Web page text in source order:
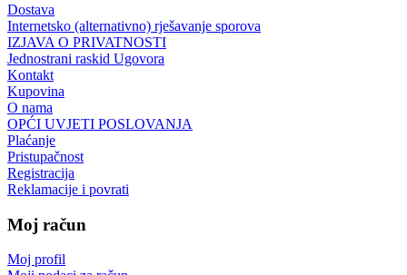
Dostava
Internetsko (alternativno) rješavanje sporova
IZJAVA O PRIVATNOSTI
Jednostrani raskid Ugovora
Kontakt
Kupovina
O nama
OPĆI UVJETI POSLOVANJA
Plaćanje
Pristupačnost
Registracija
Reklamacije i povrati
Moj račun
Moj profil